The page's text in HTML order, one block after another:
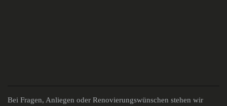
Bei Fragen, Anliegen oder Renovierungswünschen stehen wir